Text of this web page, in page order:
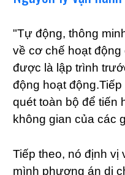
"Tự động, thông
về cơ chế hoạt động
được là lập trình
động hoạt
quét toàn bộ để tiến
không gian của các
Tiếp theo, nó định vị
mình phương án di